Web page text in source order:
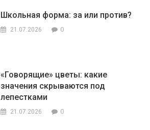
Школьная форма: за или против?
21.07.2026 0
«Говорящие» цветы: какие
значения скрываются под
лепестками
21.07.2026 0